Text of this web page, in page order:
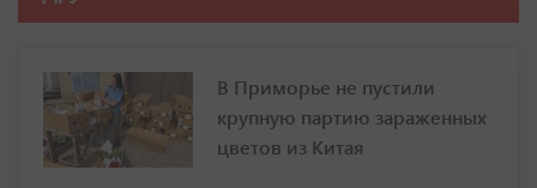
В Приморье не пустили
крупную партию зараженных
цветов из Китая